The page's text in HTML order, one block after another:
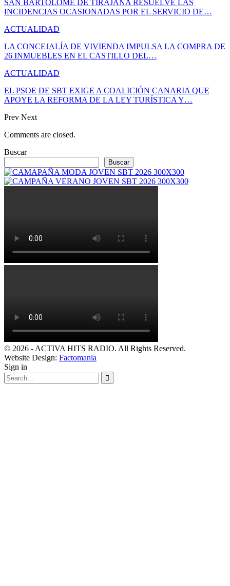
SAN BARTOLOMÉ DE TIRAJANA RESUELVE LAS
INCIDENCIAS OCASIONADAS POR EL SERVICIO DE…
ACTUALIDAD
LA CONCEJALÍA DE VIVIENDA IMPULSA LA COMPRA DE
26 INMUEBLES EN EL CASTILLO DEL…
ACTUALIDAD
EL PSOE DE SBT EXIGE A COALICIÓN CANARIA QUE
APOYE LA REFORMA DE LA LEY TURÍSTICA Y…
Prev Next
Comments are closed.
Buscar
Buscar
© 2026 - ACTIVA HITS RADIO. All Rights Reserved.
Website Design: Factomania
Sign in